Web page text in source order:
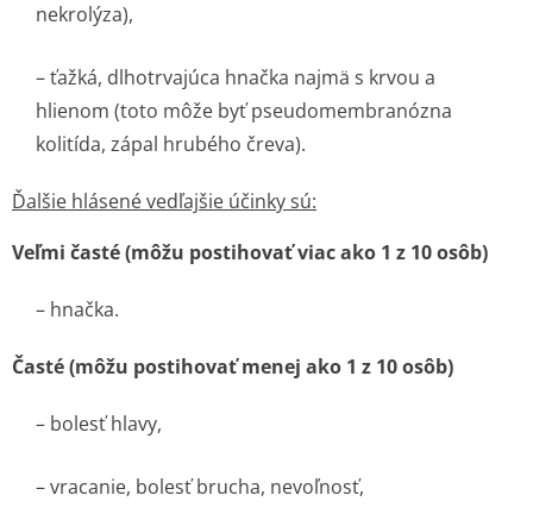
nekrolýza),
– ťažká, dlhotrvajúca hnačka najmä s krvou a
hlienom (toto môže byť pseudomembranózna
kolitída, zápal hrubého čreva).
Ďalšie hlásené vedľajšie účinky sú:
Veľmi časté (môžu postihovať viac ako 1 z 10 osôb)
– hnačka.
Časté (môžu postihovať menej ako 1 z 10 osôb)
– bolesť hlavy,
– vracanie, bolesť brucha, nevoľnosť,